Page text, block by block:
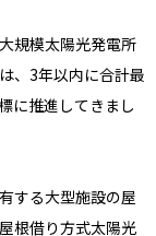
規模太陽光発電所
、3年以内に合計最
に推進してきまし
する大型施設の屋
根借り方式太陽光